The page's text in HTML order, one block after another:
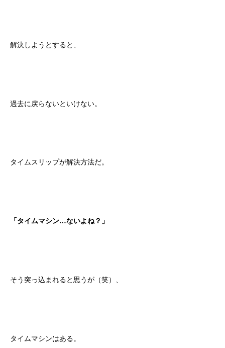
解決しようとすると、
過去に戻らないといけない。
タイムスリップが解決方法だ。
「タイムマシン…ないよね？」
そう突っ込まれると思うが（笑）、
タイムマシンはある。